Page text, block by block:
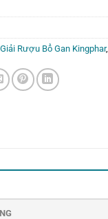
Giải Rượu Bổ Gan Kingphar,